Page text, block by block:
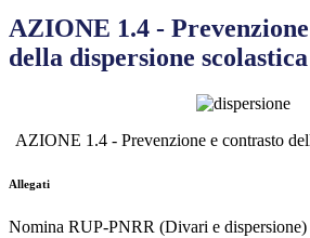
AZIONE 1.4 -
della dispersione scolastica
AZIONE 1.4 - Prevenzione e contrasto
Allegati
Nomina RUP-PNRR (Divari e dispersione)